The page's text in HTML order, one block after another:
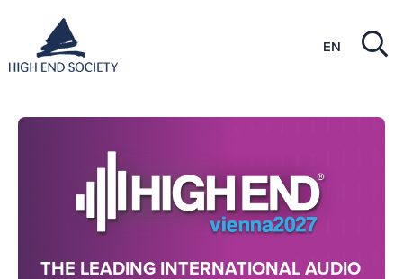
EN
THE LEADING INTERNATIONAL AUDIO